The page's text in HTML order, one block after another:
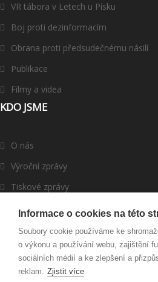
VR tábora v Letech u Písku
Boj proti dezinformacím
Obrana proti předsudečnému násilí
Publikace
Filmy a videa
KDO JSME
O nás
Výroční zprávy
Tiskové zprávy
ROMEA v médiích
Dárci a partneři
Darujte
Informace o cookies na této
Soubory cookie používáme ke
o výkonu a používání webu, zajištění
sociálních médií a ke zlepšení a
reklam. Zjistit více